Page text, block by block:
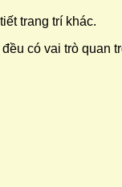
trang trí khác.
có vai trò quan